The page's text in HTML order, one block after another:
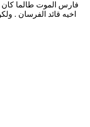
فارس الموت طالما كان
اخيه قائد الفرسان .